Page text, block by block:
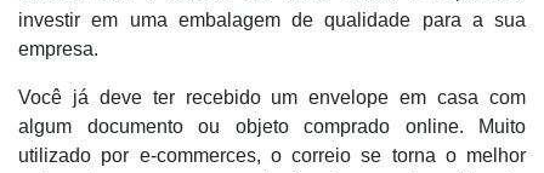
investir em uma embalagem de qualidade para a sua
empresa.
Você já deve ter recebido um envelope em casa com
algum documento ou objeto comprado online. Muito
utilizado por e-commerces, o correio se torna o melhor